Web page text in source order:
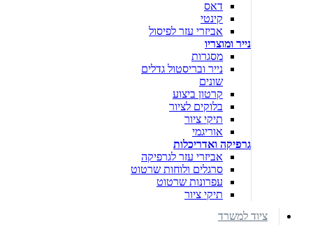
דאס
קינטי
אביזרי עזר לפיסול
נייר ומוצריו
מסגרות
נייר ובריסטול גדלים
שונים
קרטון ביצוע
בלוקים לציור
תיקי ציור
אוריגמי
גרפיקה ואדריכלות
אביזרי עזר לגרפיקה
סרגלים ולוחות שרטוט
עפרונות שרטוט
תיקי ציור
ציוד למשרד